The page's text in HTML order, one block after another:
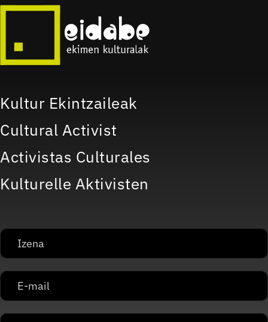
Kultur Ekintzaileak
Cultural Activist
Activistas Culturales
Kulturelle Aktivisten